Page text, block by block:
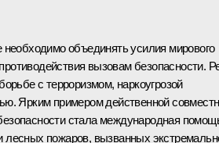
необходимо объединять усилия мирового
вызовам безопасности.
с терроризмом, наркоугрозой
Ярким примером действенной
стала международная
лесных пожаров, вызванных